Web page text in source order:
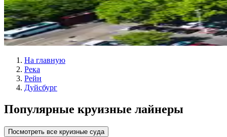
На главную
Река
Рейн
Дуйсбург
Популярные круизные лайнеры
Посмотреть все круизные суда